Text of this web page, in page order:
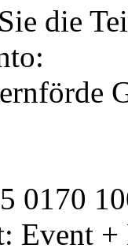
die
0170
Event